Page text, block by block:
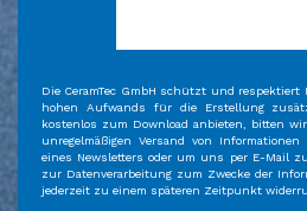
Die CeramTec GmbH schützt und
hohen Aufwands für die Erstellung
kostenlos zum Download anbieten, bitten
unregelmäßigen Versand von
eines Newsletters oder um uns per E-Mail
zur Datenverarbeitung zum Zwecke der
jederzeit zu einem späteren Zeitpunkt